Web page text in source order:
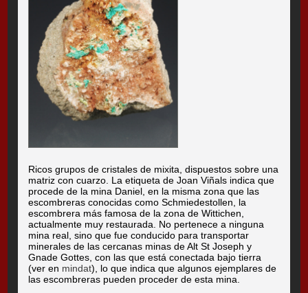
Ricos grupos de cristales de mixita, dispuestos sobre una
matriz con cuarzo. La etiqueta de Joan Viñals indica que
procede de la mina Daniel, en la misma zona que las
escombreras conocidas como Schmiedestollen, la
escombrera más famosa de la zona de Wittichen,
actualmente muy restaurada. No pertenece a ninguna
mina real, sino que fue conducido para transportar
minerales de las cercanas minas de Alt St Joseph y
Gnade Gottes, con las que está conectada bajo tierra
(ver en mindat), lo que indica que algunos ejemplares de
las escombreras pueden proceder de esta mina.